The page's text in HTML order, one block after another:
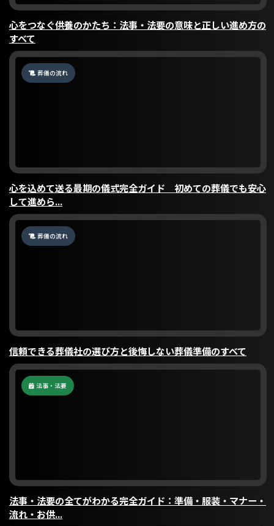
心をつなぐ供養のかたち：法事・法要の意味と正しい進め方の
すべて
葬儀の流れ
心を込めて送る最期の儀式完全ガイド 初めての葬儀でも安心
して進めら...
葬儀の流れ
信頼できる葬儀社の選び方と後悔しない葬儀準備のすべて
法事・法要
法事・法要の全てがわかる完全ガイド：準備・服装・マナー・
流れ・お供...